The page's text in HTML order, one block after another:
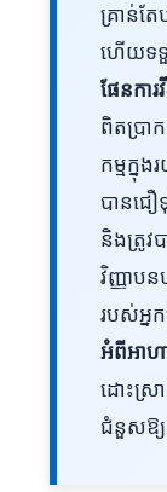
គ្រាន់ត
ហើយទ
ផែនការ
ពិតប្រា
កម្មក្នុ
បានជឿ
និងត្រូវ
វិញ្ញាប
របស់អ្នក
អំពីអាហ
ដោះស្រ
ជំនួសឱ្យ